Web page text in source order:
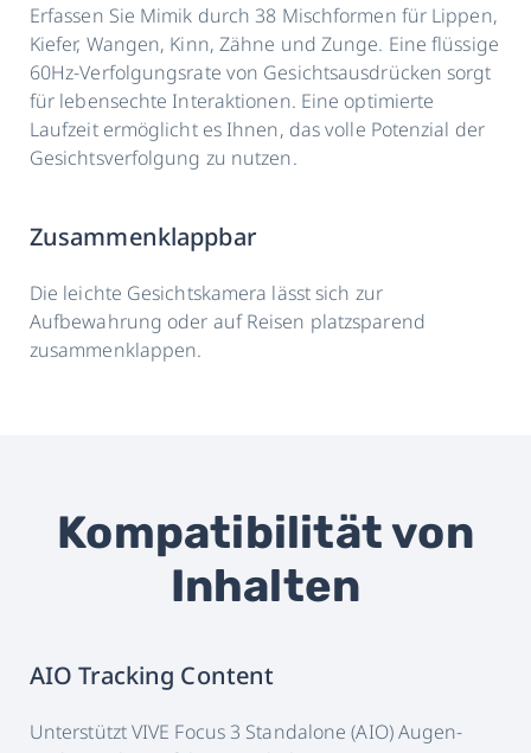
Erfassen Sie Mimik durch 38 Mischformen für Lippen,
Kiefer, Wangen, Kinn, Zähne und Zunge. Eine flüssige
60Hz-Verfolgungsrate von Gesichtsausdrücken sorgt
für lebensechte Interaktionen. Eine optimierte
Laufzeit ermöglicht es Ihnen, das volle Potenzial der
Gesichtsverfolgung zu nutzen.
Zusammenklappbar
Die leichte Gesichtskamera lässt sich zur
Aufbewahrung oder auf Reisen platzsparend
zusammenklappen.
Kompatibilität von
Inhalten
AIO Tracking Content
Unterstützt VIVE Focus 3 Standalone (AIO) Augen-